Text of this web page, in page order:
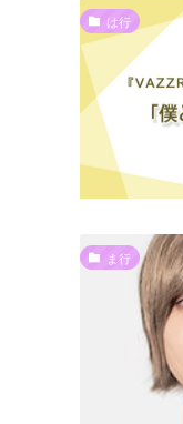
は行
ま行